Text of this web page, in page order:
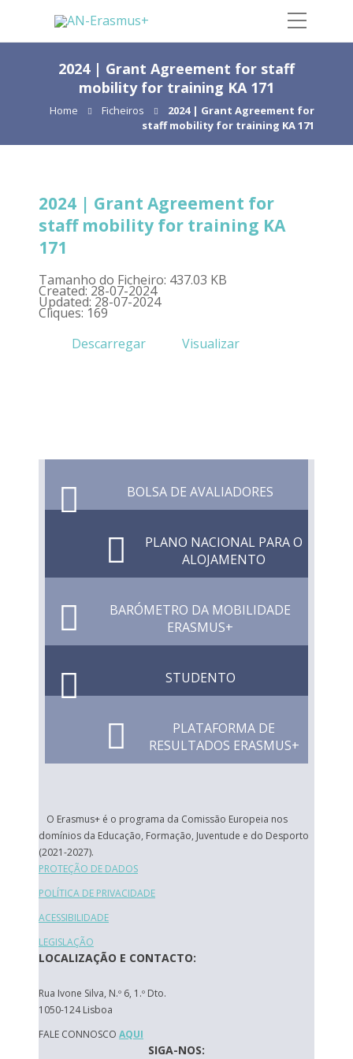
2024 | Grant Agreement for staff
mobility for training KA 171
Home Ficheiros
2024 | Grant Agreement for
staff mobility for training KA 171
2024 | Grant Agreement for
staff mobility for training KA
171
Tamanho do Ficheiro: 437.03 KB
Created: 28-07-2024
Updated: 28-07-2024
Cliques: 169
Descarregar
Visualizar
BOLSA DE AVALIADORES
PLANO NACIONAL PARA O
ALOJAMENTO
BARÓMETRO DA MOBILIDADE
ERASMUS+
STUDENTO
PLATAFORMA DE
RESULTADOS ERASMUS+
O Erasmus+ é o programa da Comissão Europeia nos
domínios da Educação, Formação, Juventude e do Desporto
(2021-2027).
PROTEÇÃO DE DADOS
POLÍTICA DE PRIVACIDADE
ACESSIBILIDADE
LEGISLAÇÃO
LOCALIZAÇÃO E CONTACTO:
Rua Ivone Silva, N.º 6, 1.º Dto.
1050-124 Lisboa
FALE CONNOSCO AQUI
SIGA-NOS: